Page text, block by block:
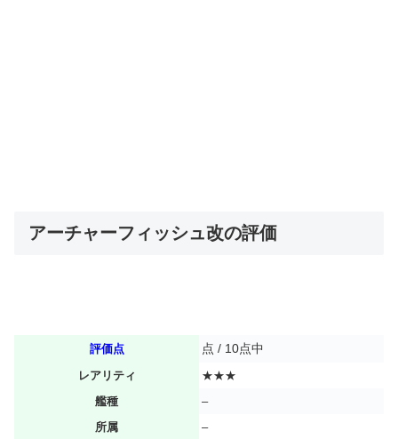
アーチャーフィッシュ改の評価
評価点 点 / 10点中
レアリティ
★★★
艦種
–
所属
–